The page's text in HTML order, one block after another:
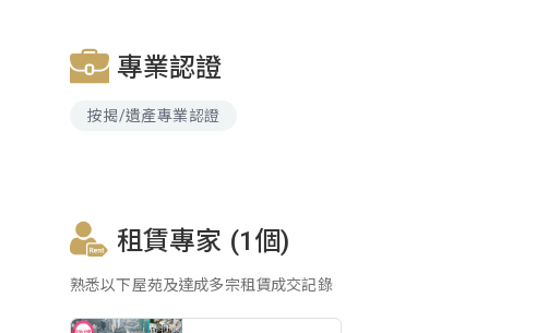
專業認證
按揭/遺產專業認證
租賃專家 (1個)
熟悉以下屋苑及達成多宗租賃成交記錄